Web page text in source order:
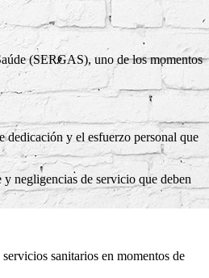
(SERGAS), uno de los momentos
dedicación y el esfuerzo personal que
negligencias de servicio que deben
sanitarios en momentos de